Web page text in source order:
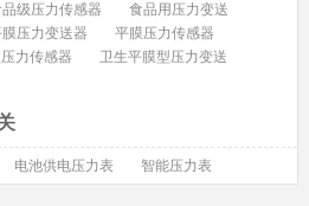
级压力传感器
食品用压力变送
压力变送器
平膜压力传感器
力传感器
卫生平膜型压力变送
电池供电压力表 智能压力表